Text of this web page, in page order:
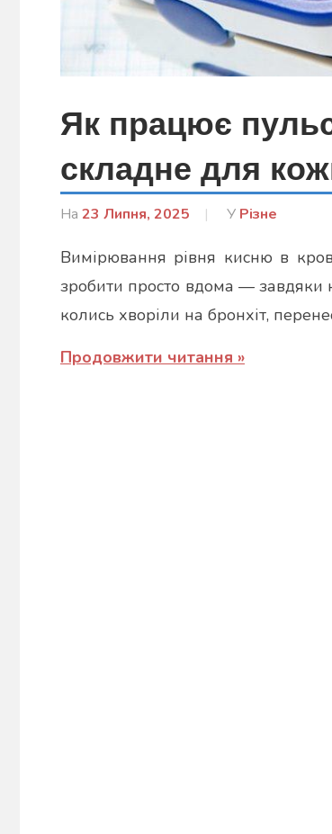
Як працює
складне для
На 23 Липня, 2025
Від
Марина
У Різне
Вимірювання рівня кисню в
зробити просто вдома — завдяки
колись хворіли на бронхіт,
Продовжити читання